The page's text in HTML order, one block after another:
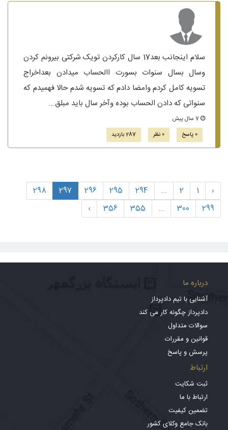
سلام اینجانب بعد17 سال کارکردن تویک شرکتی بیرونم کردن
وسال بسال سنوات بسورت االحساب میدادن بعداخراج
تسویه کامل کردم وامضا دادم که تسویه شدم حالا فهمیدم که
سنواتی که دادن الحساب بوده وآخر سال باید مبلق...
0 پاسخ
0 نظر 287 بازدید
‹
1
2
...
294
295
296
297
298
299
300
...
355
356
›
درباره ما
آشنایی با تیم دادپرداز
دادپرداز چگونه کار می کند
سوالات متداول
قوانین و مقررات
پرسش و پاسخ
ارتباط
ثبت شکایت
ارتباط با ما
تضمین کیفیت
بانک جامع وکلای کشور